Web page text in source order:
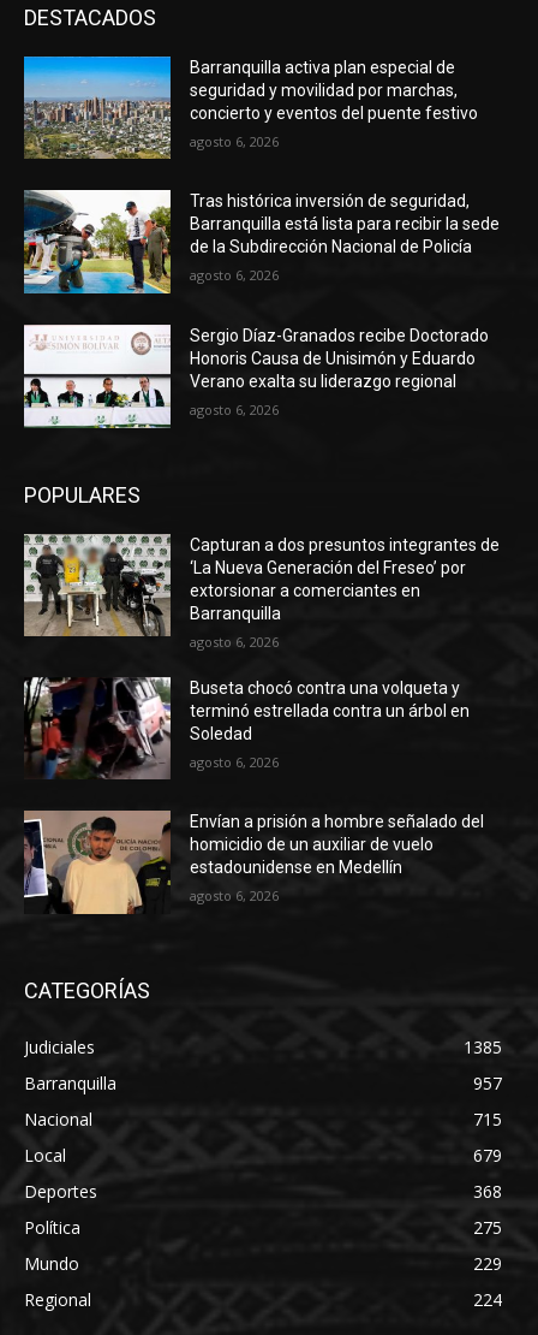
DESTACADOS
Barranquilla activa plan especial de
seguridad y movilidad por marchas,
concierto y eventos del puente festivo
agosto 6, 2026
Tras histórica inversión de seguridad,
Barranquilla está lista para recibir la sede
de la Subdirección Nacional de Policía
agosto 6, 2026
Sergio Díaz-Granados recibe Doctorado
Honoris Causa de Unisimón y Eduardo
Verano exalta su liderazgo regional
agosto 6, 2026
POPULARES
Capturan a dos presuntos integrantes de
‘La Nueva Generación del Freseo’ por
extorsionar a comerciantes en
Barranquilla
agosto 6, 2026
Buseta chocó contra una volqueta y
terminó estrellada contra un árbol en
Soledad
agosto 6, 2026
Envían a prisión a hombre señalado del
homicidio de un auxiliar de vuelo
estadounidense en Medellín
agosto 6, 2026
CATEGORÍAS
Judiciales
1385
Barranquilla
957
Nacional
715
Local
679
Deportes
368
Política
275
Mundo
229
Regional
224